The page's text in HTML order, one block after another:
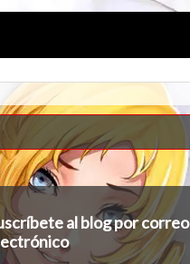
al blog por correo